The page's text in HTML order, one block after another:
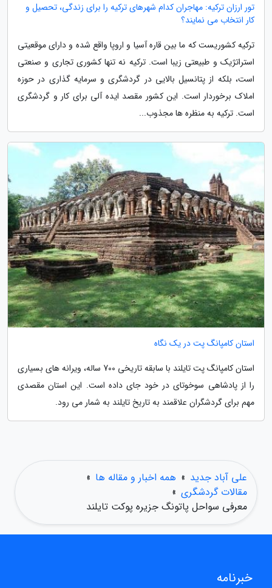
تور ارزان ترکیه: مهاجران کدام شهرهای ترکیه را برای زندگی، تحصیل و
کار انتخاب می نمایند؟
ترکیه کشوریست که ما بین قاره آسیا و اروپا واقع شده و دارای موقعیتی
استراتژیک و طبیعتی زیبا است. ترکیه نه تنها کشوری تجاری و صنعتی
است، بلکه از پتانسیل بالایی در گردشگری و سرمایه گذاری در حوزه
املاک برخوردار است. این کشور مقصد ایده آلی برای کار و گردشگری
است. ترکیه به منظره ها مجذوب...
استان کامپانگ پت در یک نگاه
استان کامپانگ پت تایلند با سابقه تاریخی 700 ساله، ویرانه های بسیاری
را از پادشاهی سوخوتای در خود جای داده است. این استان مقصدی
مهم برای گردشگران علاقمند به تاریخ تایلند به شمار می رود.
علی آباد جدید » همه اخبار و مقاله ها »
مقالات گردشگری »
معرفی سواحل پاتونگ جزیره پوکت تایلند
خبرنامه